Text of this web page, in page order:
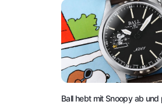
Ball hebt mit Snoopy ab und